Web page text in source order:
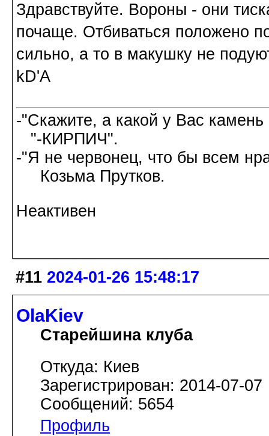
Здравствуйте. Вороны - они
почаще. Отбиваться положено
сильно, а то в макушку не
kD'A
-"Скажите, а какой у Вас камень
"-КИРПИЧ".
-"Я не червонец, что бы всем
Козьма Прутков.
Неактивен
#11 2024-01-26 15:48:17
OlaKiev
Старейшина клуба
Откуда: Киев
Зарегистрирован: 2014-07-07
Сообщений: 5654
Профиль